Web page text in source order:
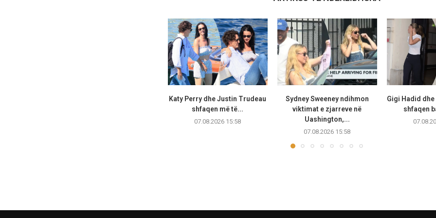
Katy Perry dhe Justin Trudeau
shfaqen më të...
07.08.2026 15:58
Sydney Sweeney ndihmon
viktimat e zjarreve në
Uashington,...
07.08.2026 15:58
Gigi Hadid
shfaqen